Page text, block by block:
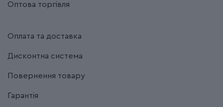
Оптова торгівля
Оплата та доставка
Дисконтна система
Повернення товару
Гарантія